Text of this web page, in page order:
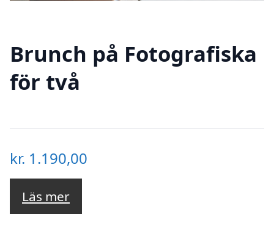
Brunch på Fotografiska
för två
kr. 1.190,00
Läs mer